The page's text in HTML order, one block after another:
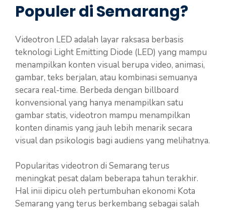
Populer di Semarang?
Videotron LED adalah layar raksasa berbasis
teknologi Light Emitting Diode (LED) yang mampu
menampilkan konten visual berupa video, animasi,
gambar, teks berjalan, atau kombinasi semuanya
secara real-time. Berbeda dengan billboard
konvensional yang hanya menampilkan satu
gambar statis, videotron mampu menampilkan
konten dinamis yang jauh lebih menarik secara
visual dan psikologis bagi audiens yang melihatnya.
Popularitas videotron di Semarang terus
meningkat pesat dalam beberapa tahun terakhir.
Hal inii dipicu oleh pertumbuhan ekonomi Kota
Semarang yang terus berkembang sebagai salah